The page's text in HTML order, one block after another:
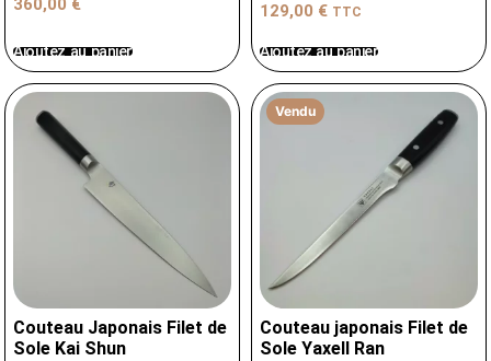
360,00 €
Ajoutez au panier
129,00 € TTC
Ajoutez au panier
Couteau Japonais Filet de
Sole Kai Shun
Vendu
Couteau japonais Filet de
Sole Yaxell Ran